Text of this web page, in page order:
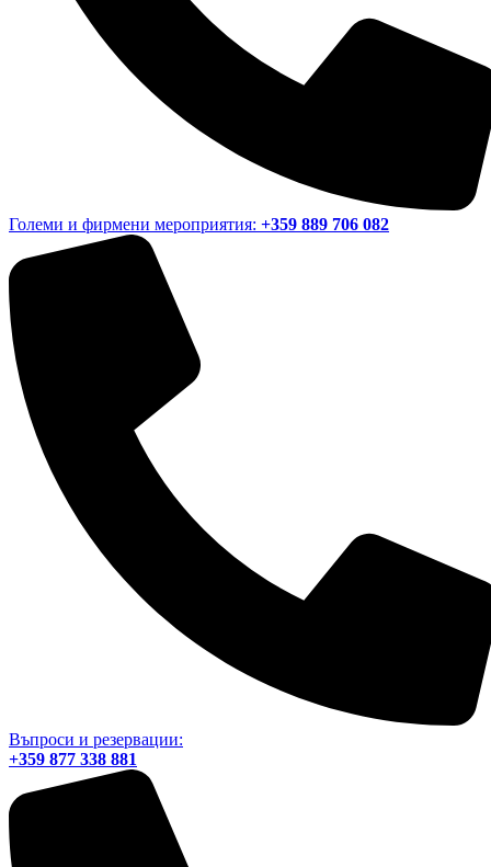
Големи и фирмени мероприятия: +359 889 706 082
Въпроси и резервации:
+359 877 338 881